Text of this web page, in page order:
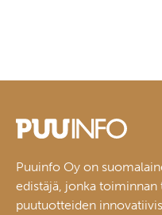
Puuinfo Oy on
edistäjä, jonka
puutuotteiden